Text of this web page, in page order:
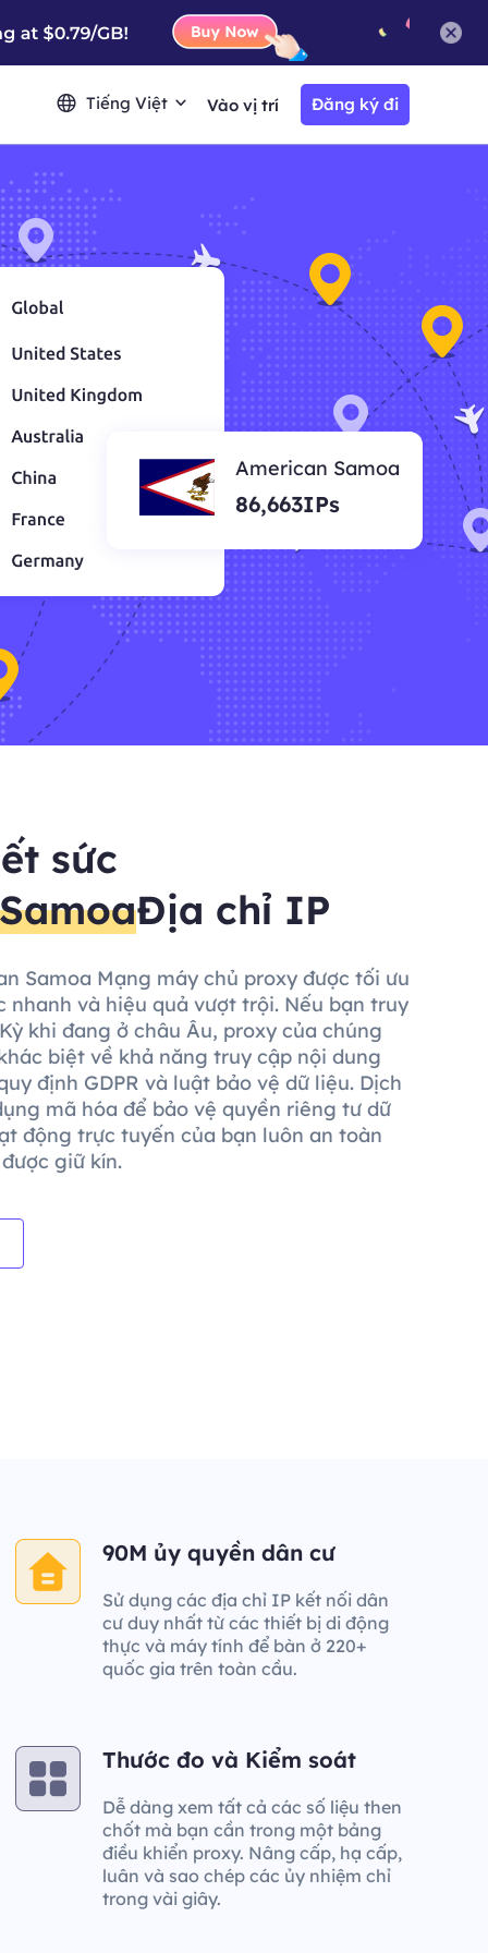
Tiếng Việt Vào vị trí Đăng ký đi
American Samoa
86,663IPs
sức
Địa chỉ IP
Samoa Mạng máy chủ proxy được tối ưu
nhanh và hiệu quả vượt trội. Nếu bạn truy
khi đang ở châu Âu, proxy của chúng
biệt về khả năng truy cập nội dung
định GDPR và luật bảo vệ dữ liệu. Dịch
mã hóa để bảo vệ quyền riêng tư dữ
động trực tuyến của bạn luôn an toàn
giữ kín.
90M ủy quyền dân cư
Sử dụng các địa chỉ IP kết nối dân
cư duy nhất từ các thiết bị di động
thực và máy tính để bàn ở 220+
quốc gia trên toàn cầu.
Thước đo và Kiểm soát
Dễ dàng xem tất cả các số liệu then
chốt mà bạn cần trong một bảng
điều khiển proxy. Nâng cấp, hạ cấp,
luân và sao chép các ủy nhiệm chỉ
trong vài giây.